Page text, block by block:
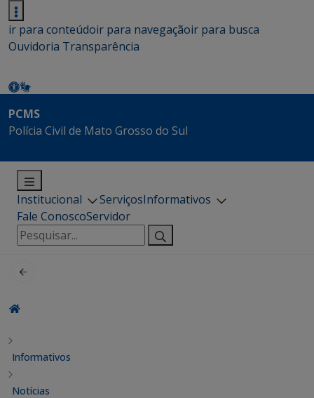
ir para conteúdoir para navegaçãoir para busca
Ouvidoria Transparência
PCMS
Polícia Civil de Mato Grosso do Sul
Institucional ServiçosInformativos
Fale ConoscoServidor
Pesquisar
por:
Informativos
Notícias